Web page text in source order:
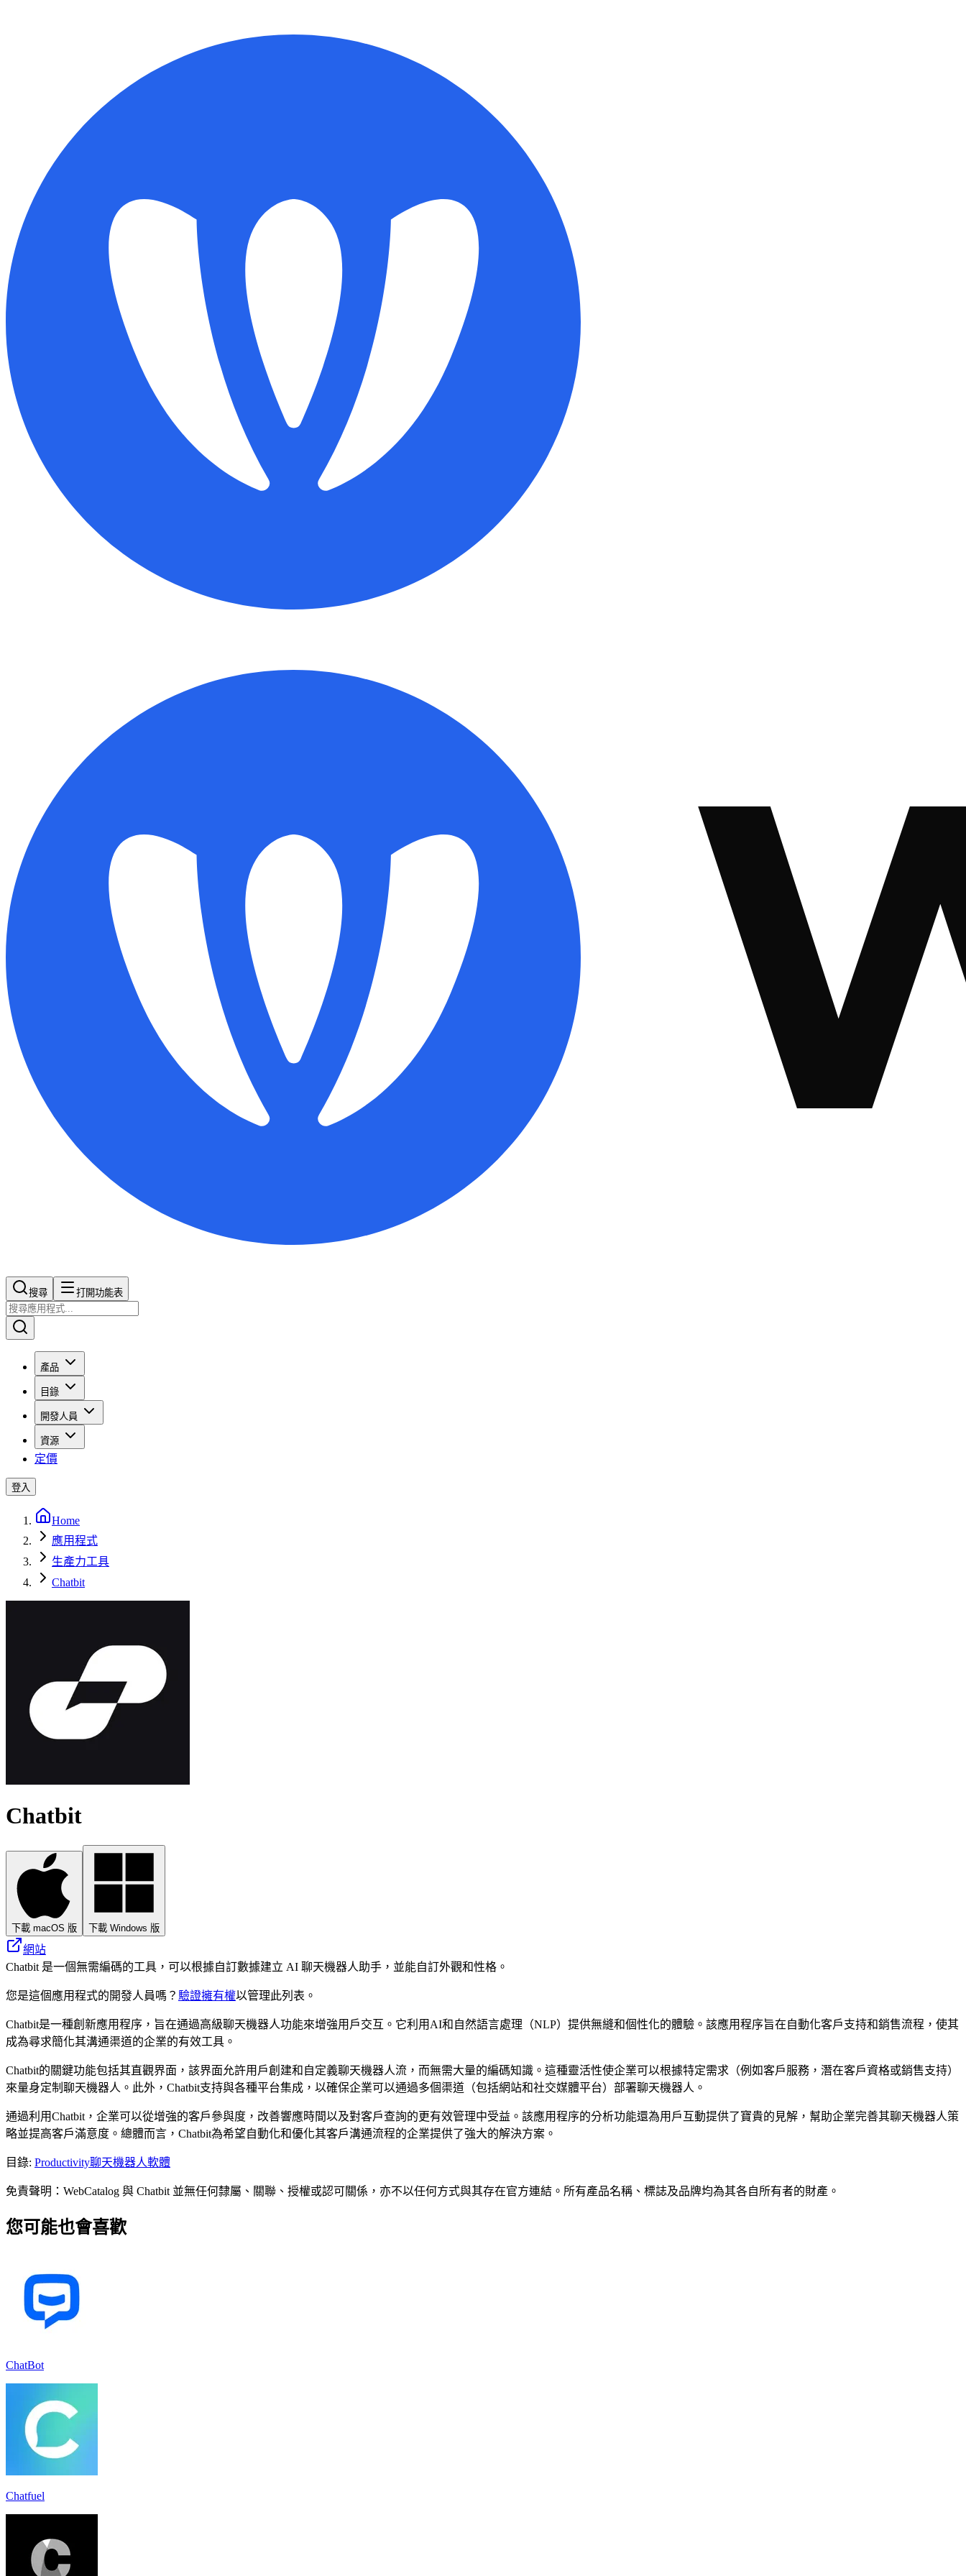
搜尋​​​​ 打開功能表
產品
目錄
開發人員
資源
定價
登入
Home
應用程式
生產力工具
Chatbit
Chatbit
下載 macOS 版 下載 Windows 版
網站
Chatbit 是一個無需編碼的工具，可以根據自訂數據建立 AI 聊天機器人助手，並能自訂外觀和性格。
您是這個應用程式的開發人員嗎？ 驗證擁有權以管理此列表。
Chatbit是一種創新應用程序，旨在通過高級聊天機器人功能來增強用戶交互。它利用AI和自然語言處理（NLP）提供無縫和個性化的體驗。該應用程序旨在自動化客戶支持和銷售流程，使其
成為尋求簡化其溝通渠道的企業的有效工具。
Chatbit的關鍵功能包括其直觀界面，該界面允許用戶創建和自定義聊天機器人流，而無需大量的編碼知識。這種靈活性使企業可以根據特定需求（例如客戶服務，潛在客戶資格或銷售支持）
來量身定制聊天機器人。此外，Chatbit支持與各種平台集成，以確保企業可以通過多個渠道（包括網站和社交媒體平台）部署聊天機器人。
通過利用Chatbit，企業可以從增強的客戶參與度，改善響應時間以及對客戶查詢的更有效管理中受益。該應用程序的分析功能還為用戶互動提供了寶貴的見解，幫助企業完善其聊天機器人策
略並提高客戶滿意度。總體而言，Chatbit為希望自動化和優化其客戶溝通流程的企業提供了強大的解決方案。
目錄: Productivity聊天機器人軟體
免責聲明：WebCatalog 與 Chatbit 並無任何隸屬、關聯、授權或認可關係，亦不以任何方式與其存在官方連結。所有產品名稱、標誌及品牌均為其各自所有者的財產。
您可能也會喜歡
ChatBot
Chatfuel